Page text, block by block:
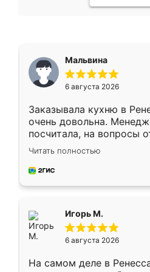
Мальвина
6 августа 2026
Заказывала кухню в
очень довольна.
посчитала, на вопросы
Замерщик приехал в
делу со всей
за день, ребята
Читать полностью
Игорь М.
6 августа 2026
На самом деле в